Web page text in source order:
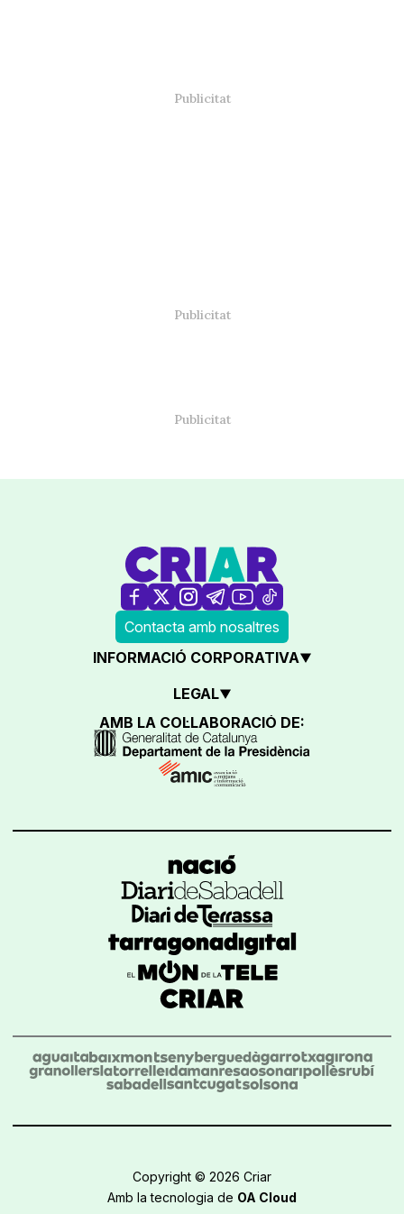
Contacta amb nosaltres
INFORMACIÓ CORPORATIVA
LEGAL
AMB LA COL·LABORACIÓ DE:
Copyright © 2026 Criar
Amb la tecnologia de OA Cloud